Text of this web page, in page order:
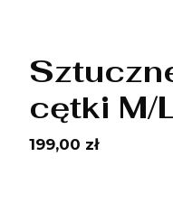
cętki M/
199,00 zł